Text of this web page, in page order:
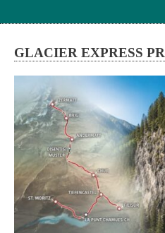
GLACIER EXPRESS